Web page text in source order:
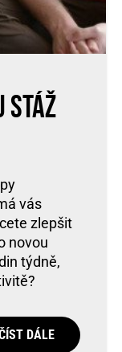
stáž
vás
zlepšit
novou
týdně,
DÁLE